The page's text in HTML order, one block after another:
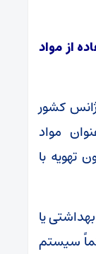
از مواد
کشور
مواد
تهویه با
یا
سیستم